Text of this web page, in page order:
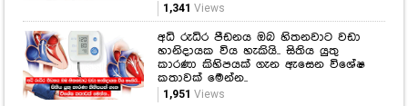
1,341 Views
අධි රුධිර පීඩනය ඔබ හිතනවාට වඩා
හානිදායක විය හැකියි.. සිතිය යුතු
කාරණා කිහිපයක් ගැන ඇසෙන විශේෂ
කතාවක් මෙන්න..
1,951 Views